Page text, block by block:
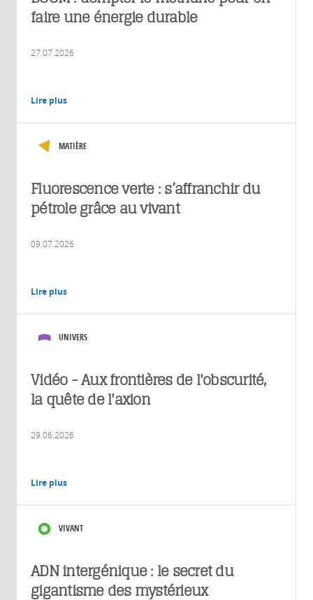
faire une énergie durable
27.07.2026
Lire plus
MATIÈRE
Fluorescence verte : s’affranchir du
pétrole grâce au vivant
09.07.2026
Lire plus
UNIVERS
Vidéo - Aux frontières de l'obscurité,
la quête de l'axion
29.06.2026
Lire plus
VIVANT
ADN intergénique : le secret du
gigantisme des mystérieux